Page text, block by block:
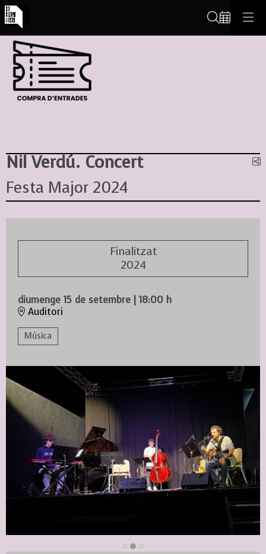
Nil Verdú. Concert
Festa Major 2024
Finalitzat
2024
diumenge 15 de setembre | 18:00 h
Auditori
Música